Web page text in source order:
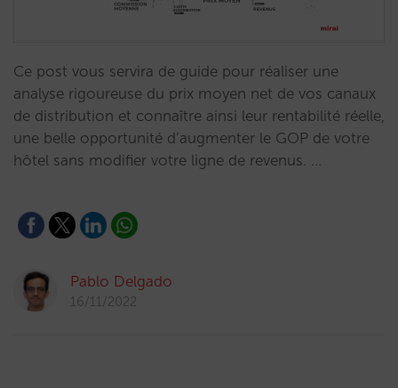
Ce post vous servira de guide pour réaliser une
analyse rigoureuse du prix moyen net de vos canaux
de distribution et connaître ainsi leur rentabilité réelle,
une belle opportunité d’augmenter le GOP de votre
hôtel sans modifier votre ligne de revenus. …
Pablo Delgado
16/11/2022